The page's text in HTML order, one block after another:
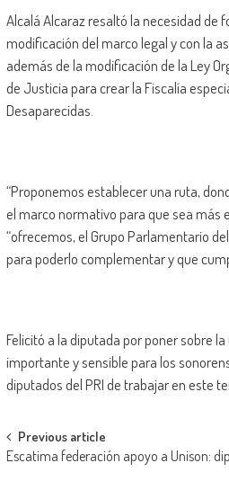
Alcalá Alcaraz resaltó la necesidad de
modificación del marco legal y con la
además de la modificación de la Ley
de Justicia para crear la Fiscalía
Desaparecidas.
“Proponemos establecer una ruta,
el marco normativo para que sea más
“ofrecemos, el Grupo Parlamentario
para poderlo complementar y que
Felicitó a la diputada por poner sobre
importante y sensible para los
diputados del PRI de trabajar en este
Post
navigation
Previous article
Escatima federación apoyo a Unison: